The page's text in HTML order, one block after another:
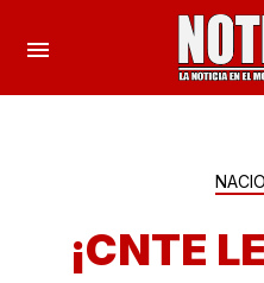
¡CNTE